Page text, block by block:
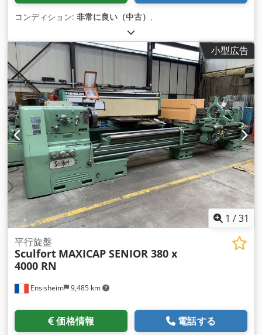
コンディション: 非常に良い（中古） ,
小型広告
1 /31
Ensisheim 9,485 km
平行旋盤
Sculfort MAXICAP SENIOR 380 x
4000 RN
価格情報 電話する